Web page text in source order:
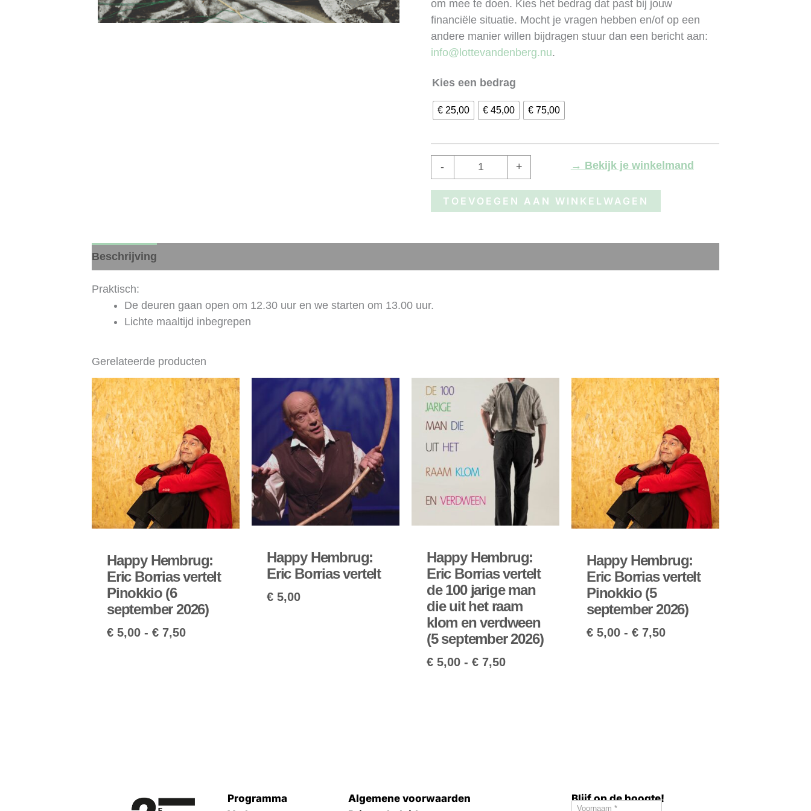
om mee te doen. Kies het bedrag dat past bij jouw
financiële situatie. Mocht je vragen hebben en/of op een
andere manier willen bijdragen stuur dan een bericht aan:
info@lottevandenberg.nu.
Kies een bedrag
€ 25,00 € 45,00 € 75,00
- +
TOEVOEGEN AAN WINKELWAGEN
→ Bekijk je winkelmand
Beschrijving
Praktisch:
De deuren gaan open om 12.30 uur en we starten om 13.00 uur.
Lichte maaltijd inbegrepen
Gerelateerde producten
Happy Hembrug:
Eric Borrias vertelt
Pinokkio (6
september 2026)
€ 5,00 - € 7,50
Prijsklasse:
€ 5,00
tot
€ 7,50
Happy Hembrug:
Eric Borrias vertelt
€ 5,00
Happy Hembrug:
Eric Borrias vertelt
de 100 jarige man
die uit het raam
klom en verdween
(5 september 2026)
€ 5,00 - € 7,50
Prijsklasse:
€ 5,00
tot
€ 7,50
Happy Hembrug:
Eric Borrias vertelt
Pinokkio (5
september 2026)
€ 5,00 - € 7,50
Prijsklasse:
€ 5,00
tot
€ 7,50
Programma
Algemene voorwaarden
Blijf op de hoogte!